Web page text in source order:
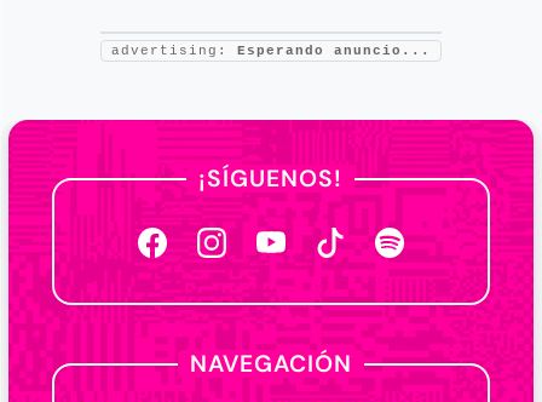
advertising: Esperando anuncio...
¡SÍGUENOS!
NAVEGACIÓN